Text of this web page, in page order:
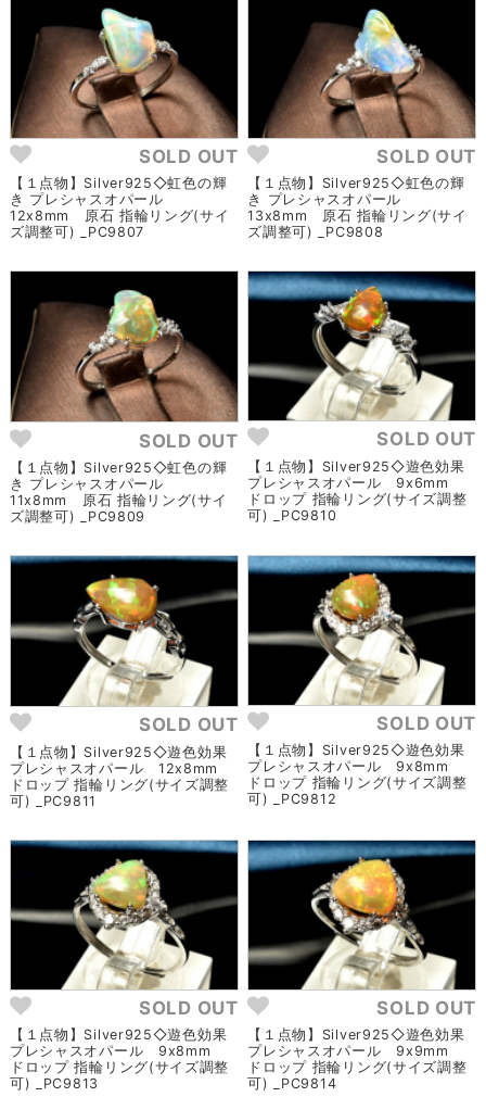
SOLD OUT
【１点物】Silver925◇虹色の輝
き プレシャスオパール
12x8mm 原石 指輪リング(サイ
ズ調整可) _PC9807
SOLD OUT
【１点物】Silver925◇虹色の輝
き プレシャスオパール
13x8mm 原石 指輪リング(サイ
ズ調整可) _PC9808
SOLD OUT
【１点物】Silver925◇虹色の輝
き プレシャスオパール
11x8mm 原石 指輪リング(サイ
ズ調整可) _PC9809
SOLD OUT
【１点物】Silver925◇遊色効果
プレシャスオパール 9x6mm
ドロップ 指輪リング(サイズ調整
可) _PC9810
SOLD OUT
【１点物】Silver925◇遊色効果
プレシャスオパール 12x8mm
ドロップ 指輪リング(サイズ調整
可) _PC9811
SOLD OUT
【１点物】Silver925◇遊色効果
プレシャスオパール 9x8mm
ドロップ 指輪リング(サイズ調整
可) _PC9812
SOLD OUT
【１点物】Silver925◇遊色効果
プレシャスオパール 9x8mm
ドロップ 指輪リング(サイズ調整
可) _PC9813
SOLD OUT
【１点物】Silver925◇遊色効果
プレシャスオパール 9x9mm
ドロップ 指輪リング(サイズ調整
可) _PC9814